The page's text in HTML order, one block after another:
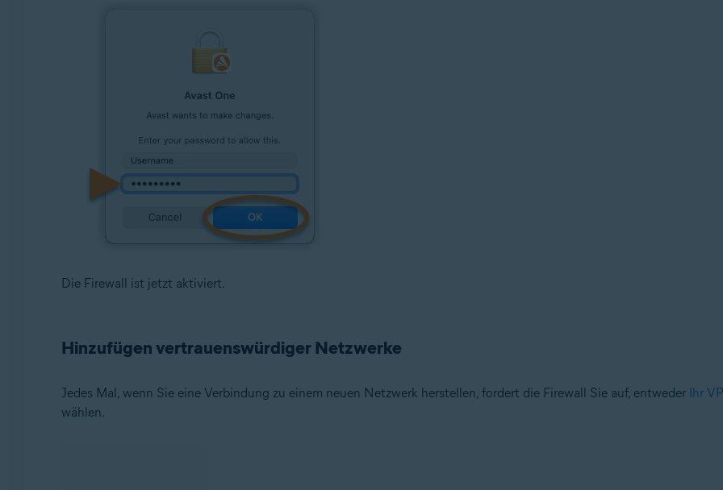
Die Firewall ist jetzt aktiviert.
Hinzufügen vertrauenswürdiger Netzwerke
Jedes Mal, wenn Sie eine Verbindung zu einem neuen Netzwerk herstellen, fordert die Firewall Sie auf, entweder Ihr
wählen.